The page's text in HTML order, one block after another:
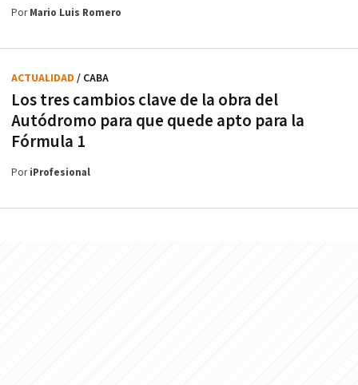
PorMario Luis Romero
Los tres cambios clave de la obra del
Autódromo para que quede apto para la
Fórmula 1
ACTUALIDAD / CABA
PoriProfesional